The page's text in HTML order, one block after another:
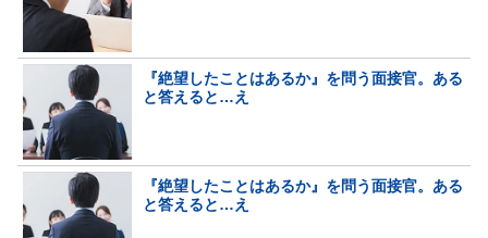
『絶望したことはあるか』を問う面接官。ある
と答えると…え
『絶望したことはあるか』を問う面接官。ある
と答えると…え